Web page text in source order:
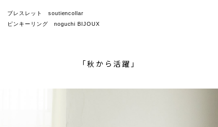
ブレスレット soutiencollar
ピンキーリング noguchi BIJOUX
「秋から活躍」